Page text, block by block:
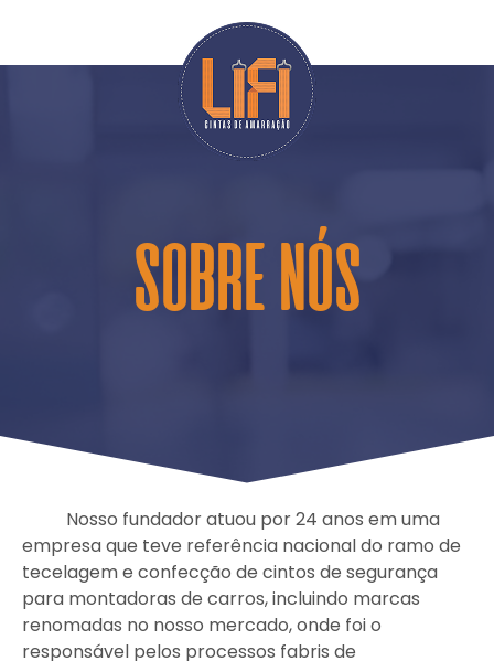
SOBRE NÓS
Nosso fundador atuou por 24 anos em uma
empresa que teve referência nacional do ramo de
tecelagem e confecção de cintos de segurança
para montadoras de carros, incluindo marcas
renomadas no nosso mercado, onde foi o
responsável pelos processos fabris de